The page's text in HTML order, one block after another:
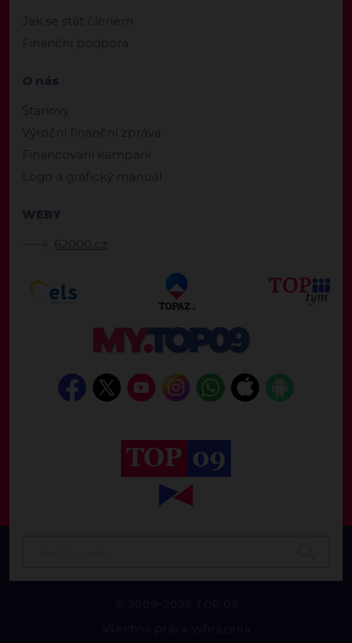
Jak se stát členem
Finanční podpora
O nás
Stanovy
Výroční finanční zpráva
Financování kampaní
Logo a grafický manuál
WEBY
62000.cz